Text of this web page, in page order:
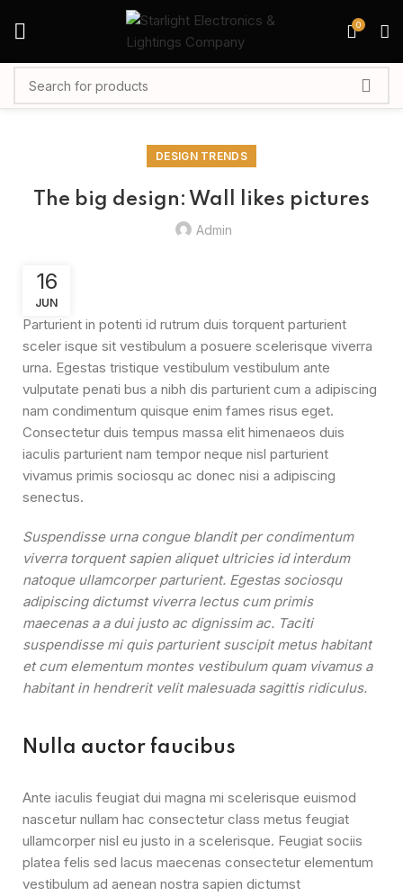
0
DESIGN TRENDS
The big design: Wall likes pictures
Admin
16
JUN
Parturient in potenti id rutrum duis torquent parturient
sceler isque sit vestibulum a posuere scelerisque viverra
urna. Egestas tristique vestibulum vestibulum ante
vulputate penati bus a nibh dis parturient cum a adipiscing
nam condimentum quisque enim fames risus eget.
Consectetur duis tempus massa elit himenaeos duis
iaculis parturient nam tempor neque nisl parturient
vivamus primis sociosqu ac donec nisi a adipiscing
senectus.
Suspendisse urna congue blandit per condimentum
viverra torquent sapien aliquet ultricies id interdum
natoque ullamcorper parturient. Egestas sociosqu
adipiscing dictumst viverra lectus cum primis
maecenas a a dui justo ac dignissim ac. Taciti
suspendisse mi quis parturient suscipit metus habitant
et cum elementum montes vestibulum quam vivamus a
habitant in hendrerit velit malesuada sagittis ridiculus.
Nulla auctor faucibus
Ante iaculis feugiat dui magna mi scelerisque euismod
nascetur nullam hac consectetur class metus feugiat
ullamcorper nisl eu justo in a scelerisque. Feugiat sociis
platea felis sed lacus maecenas consectetur elementum
vestibulum ad aenean nostra sapien dictumst